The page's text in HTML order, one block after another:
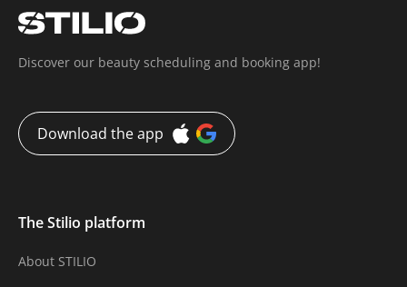
Discover our beauty scheduling and booking app!
Download the app
The Stilio platform
About STILIO